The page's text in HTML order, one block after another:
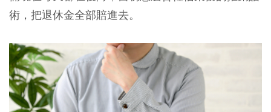
術，把退休金全部賠進去。